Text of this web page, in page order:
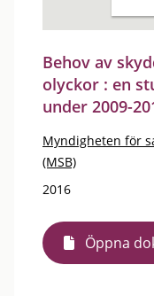
Behov av
olyckor : en
under 2009-
Myndigheten för
(MSB)
2016
Öppna